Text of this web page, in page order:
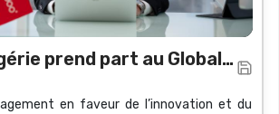
prend part au Global
en faveur de l’innovation et du